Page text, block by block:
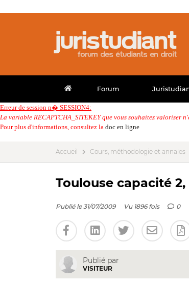
Forum
Erreur de session n� SESSION4:
La variable RECAPTCHA_SITEKEY que vous souhaitez valoriser
Pour plus d'informations, consultez la doc en ligne
Accueil Cours, méthodologie et annales
Toulouse capacité
Publié le 31/07/2009 Vu 1896 fois 0
Publié par
VISITEUR